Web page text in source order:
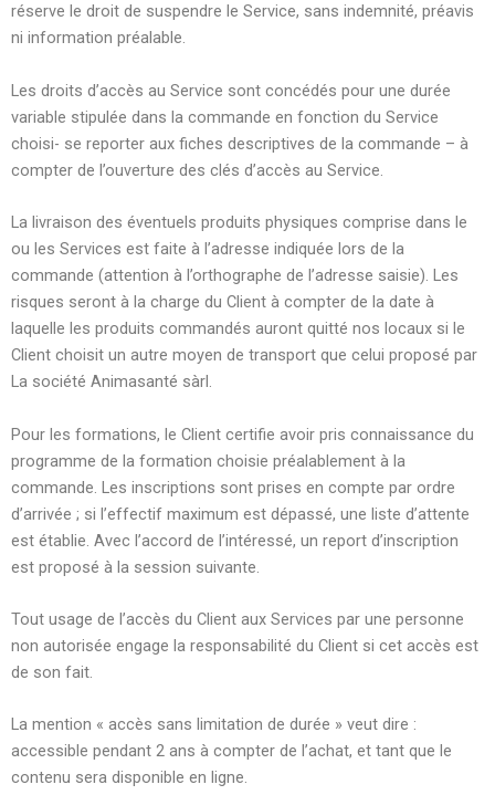
réserve le droit de suspendre le Service, sans indemnité, préavis
ni information préalable.
Les droits d’accès au Service sont concédés pour une durée
variable stipulée dans la commande en fonction du Service
choisi- se reporter aux fiches descriptives de la commande – à
compter de l’ouverture des clés d’accès au Service.
La livraison des éventuels produits physiques comprise dans le
ou les Services est faite à l’adresse indiquée lors de la
commande (attention à l’orthographe de l’adresse saisie). Les
risques seront à la charge du Client à compter de la date à
laquelle les produits commandés auront quitté nos locaux si le
Client choisit un autre moyen de transport que celui proposé par
La société Animasanté sàrl.
Pour les formations, le Client certifie avoir pris connaissance du
programme de la formation choisie préalablement à la
commande. Les inscriptions sont prises en compte par ordre
d’arrivée ; si l’effectif maximum est dépassé, une liste d’attente
est établie. Avec l’accord de l’intéressé, un report d’inscription
est proposé à la session suivante.
Tout usage de l’accès du Client aux Services par une personne
non autorisée engage la responsabilité du Client si cet accès est
de son fait.
La mention « accès sans limitation de durée » veut dire :
accessible pendant 2 ans à compter de l’achat, et tant que le
contenu sera disponible en ligne.